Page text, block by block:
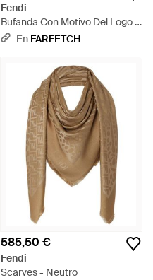
Fendi
Bufanda Con Motivo Del Logo -
Negro
En FARFETCH
585,50 €
Fendi
Scarves - Neutro